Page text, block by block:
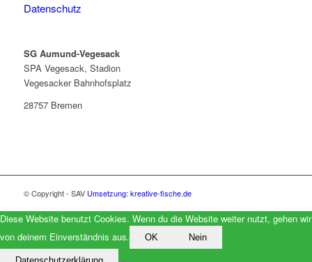
Datenschutz
SG Aumund-Vegesack
SPA Vegesack, Stadion
Vegesacker Bahnhofsplatz
28757 Bremen
© Copyright - SAV Umsetzung: kreative-fische.de
Diese Website benutzt Cookies. Wenn du die Website weiter nutzt, gehen wir
von deinem Einverständnis aus.
OK Nein